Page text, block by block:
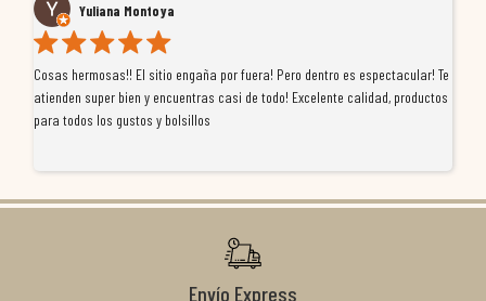
Yuliana Montoya
Cosas hermosas!! El sitio engaña por fuera! Pero dentro es espectacular! Te
atienden super bien y encuentras casi de todo! Excelente calidad, productos
para todos los gustos y bolsillos
Envío Express